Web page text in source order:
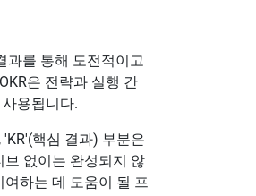
과를 통해 도전적이고
은 전략과 실행 간
용됩니다.
핵심 결과) 부분은
브 없이는 완성되지 않
하는 데 도움이 될 프